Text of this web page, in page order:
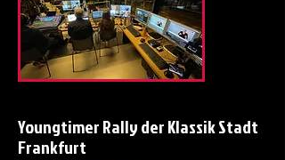
Youngtimer Rally der Klassik Stadt
Frankfurt